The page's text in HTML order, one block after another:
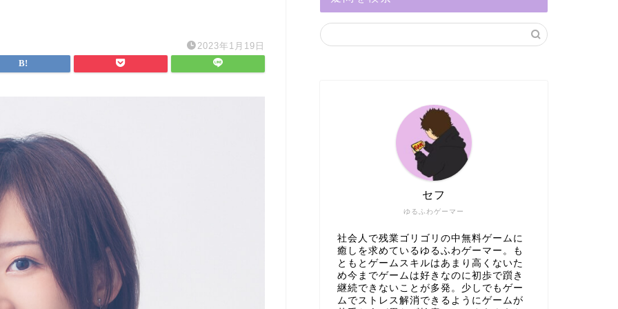
2023年1月19日
ゆるふわゲーマー
セフ
社会人で残業ゴリゴリの中無料ゲームに
癒しを求めているゆるふわゲーマー。も
ともとゲームスキルはあまり高くないた
め今までゲームは好きなのに初歩で躓き
継続できないことが多発。少しでもゲー
ムでストレス解消できるようにゲームが